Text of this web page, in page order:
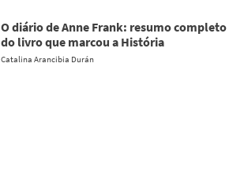
O diário de Anne Frank: resumo completo
do livro que marcou a História
Catalina Arancibia Durán